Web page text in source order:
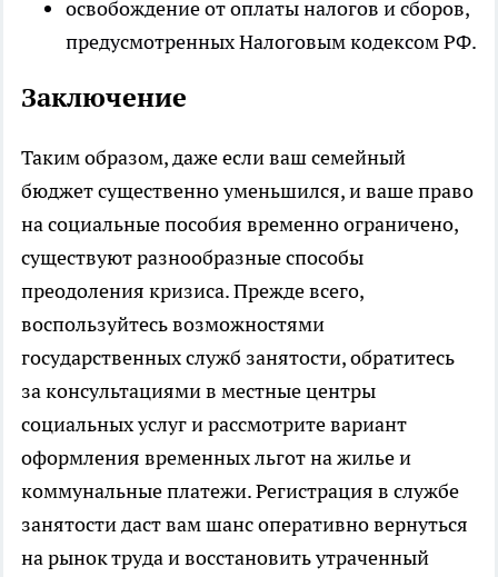
освобождение от оплаты налогов и сборов,
предусмотренных Налоговым кодексом РФ.
Заключение
Таким образом, даже если ваш семейный
бюджет существенно уменьшился, и ваше право
на социальные пособия временно ограничено,
существуют разнообразные способы
преодоления кризиса. Прежде всего,
воспользуйтесь возможностями
государственных служб занятости, обратитесь
за консультациями в местные центры
социальных услуг и рассмотрите вариант
оформления временных льгот на жилье и
коммунальные платежи. Регистрация в службе
занятости даст вам шанс оперативно вернуться
на рынок труда и восстановить утраченный